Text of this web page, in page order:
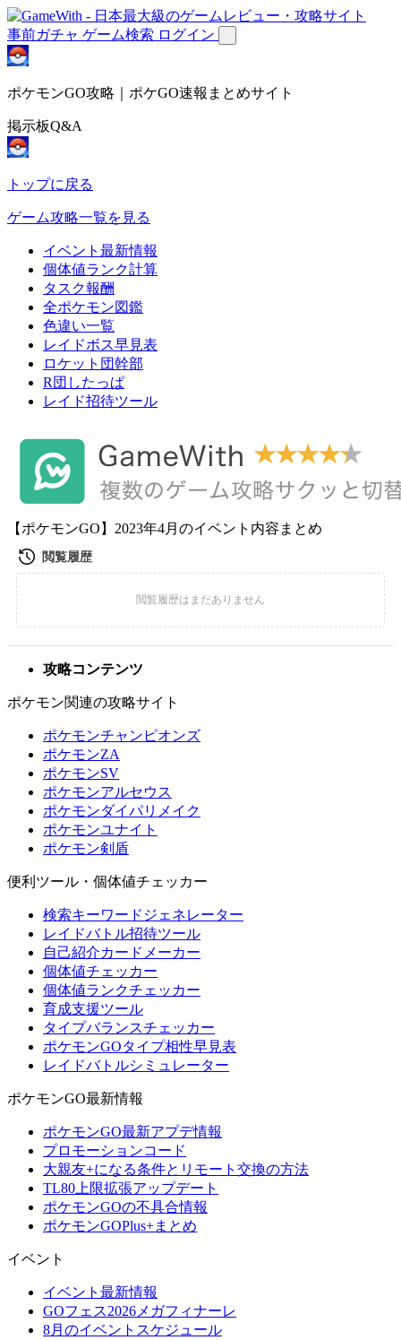
事前ガチャ ゲーム検索 ログイン
ポケモンGO攻略｜ポケGO速報まとめサイト
掲示板Q&A
トップに戻る
ゲーム攻略一覧を見る
イベント最新情報
個体値ランク計算
タスク報酬
全ポケモン図鑑
色違い一覧
レイドボス早見表
ロケット団幹部
R団したっぱ
レイド招待ツール
【ポケモンGO】2023年4月のイベント内容まとめ
攻略コンテンツ
ポケモン関連の攻略サイト
ポケモンチャンピオンズ
ポケモンZA
ポケモンSV
ポケモンアルセウス
ポケモンダイパリメイク
ポケモンユナイト
ポケモン剣盾
便利ツール・個体値チェッカー
検索キーワードジェネレーター
レイドバトル招待ツール
自己紹介カードメーカー
個体値チェッカー
個体値ランクチェッカー
育成支援ツール
タイプバランスチェッカー
ポケモンGOタイプ相性早見表
レイドバトルシミュレーター
ポケモンGO最新情報
ポケモンGO最新アプデ情報
プロモーションコード
大親友+になる条件とリモート交換の方法
TL80上限拡張アップデート
ポケモンGOの不具合情報
ポケモンGOPlus+まとめ
イベント
イベント最新情報
GOフェス2026メガフィナーレ
8月のイベントスケジュール